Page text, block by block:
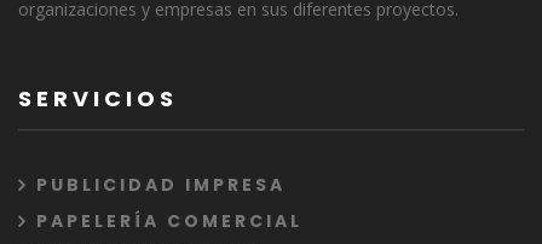
organizaciones y empresas en sus diferentes proyectos.
SERVICIOS
PUBLICIDAD IMPRESA
PAPELERÍA COMERCIAL